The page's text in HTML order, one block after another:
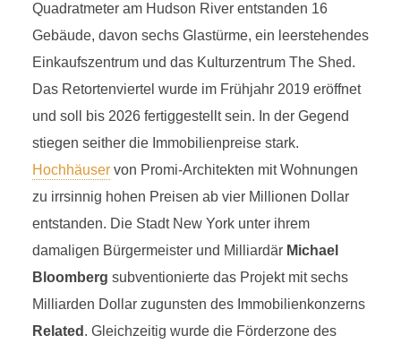
Quadratmeter am Hudson River entstanden 16
Gebäude, davon sechs Glastürme, ein leerstehendes
Einkaufszentrum und das Kulturzentrum The Shed.
Das Retortenviertel wurde im Frühjahr 2019 eröffnet
und soll bis 2026 fertiggestellt sein. In der Gegend
stiegen seither die Immobilienpreise stark.
Hochhäuservon Promi-Architekten mit Wohnungen
zu irrsinnig hohen Preisen ab vier Millionen Dollar
entstanden. Die Stadt New York unter ihrem
damaligen Bürgermeister und Milliardär Michael
Bloomberg subventionierte das Projekt mit sechs
Milliarden Dollar zugunsten des Immobilienkonzerns
Related . Gleichzeitig wurde die Förderzone des